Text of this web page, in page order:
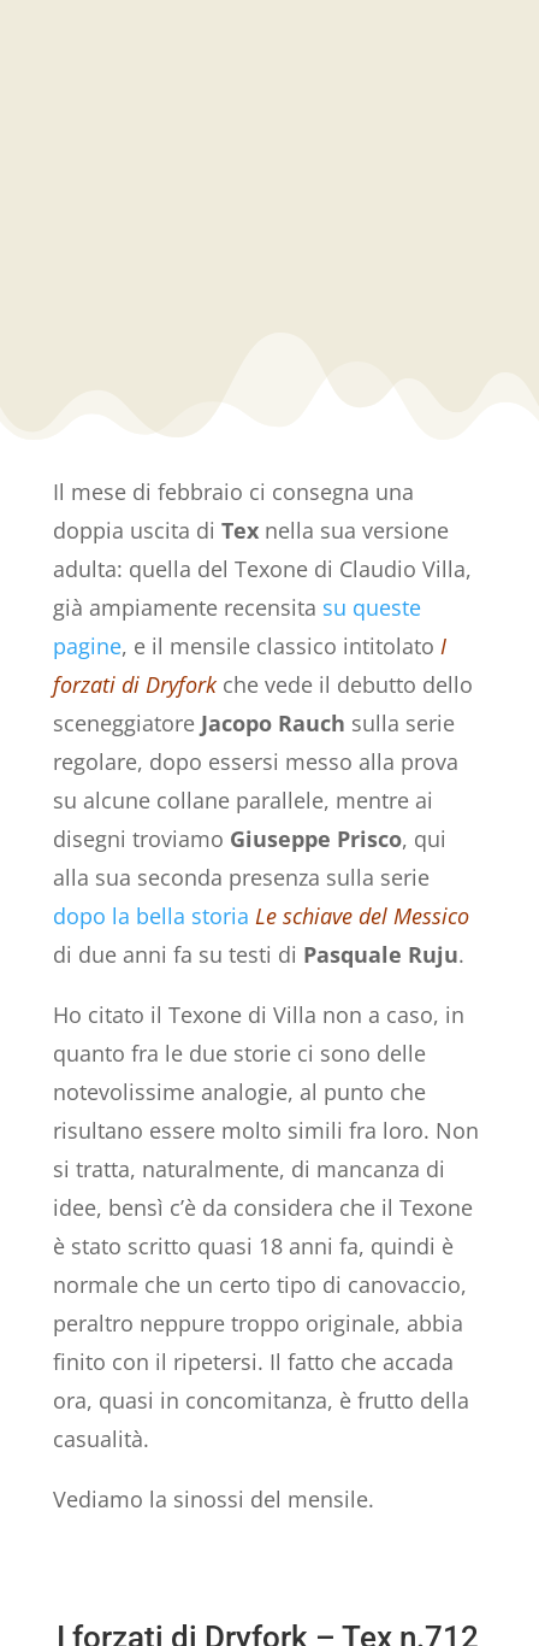
Il mese di febbraio ci consegna una
doppia uscita di Texnella sua versione
adulta: quella del Texone di Claudio Villa,
già ampiamente recensita su queste
pagine, e il mensile classico intitolato I
forzati di Dryforkche vede il debutto dello
sceneggiatore Jacopo Rauch sulla serie
regolare, dopo essersi messo alla prova
su alcune collane parallele, mentre ai
disegni troviamo Giuseppe Prisco, qui
alla sua seconda presenza sulla serie
dopo la bella storia Le schiave del Messico
di due anni fa su testi di Pasquale Ruju.
Ho citato il Texone di Villa non a caso, in
quanto fra le due storie ci sono delle
notevolissime analogie, al punto che
risultano essere molto simili fra loro. Non
si tratta, naturalmente, di mancanza di
idee, bensì c’è da considera che il Texone
è stato scritto quasi 18 anni fa, quindi è
normale che un certo tipo di canovaccio,
peraltro neppure troppo originale, abbia
finito con il ripetersi. Il fatto che accada
ora, quasi in concomitanza, è frutto della
casualità.
Vediamo la sinossi del mensile.
I forzati di Dryfork – Tex n.712